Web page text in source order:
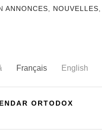
ANNONCES, NOUVELLES,
Français English
ORTODOX